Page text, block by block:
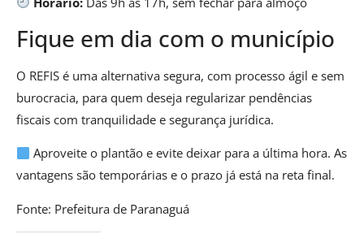
Fique em dia com o município
O REFIS é uma alternativa segura, com processo ágil e sem
burocracia, para quem deseja regularizar pendências
fiscais com tranquilidade e segurança jurídica.
Aproveite o plantão e evite deixar para a última hora. As
vantagens são temporárias e o prazo já está na reta final.
Fonte: Prefeitura de Paranaguá